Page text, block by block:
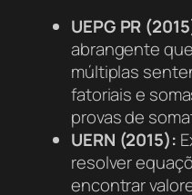
UEPG PR
abrangente
múltiplas
fatoriais e
provas de
UERN (2015):
resolver
encontrar